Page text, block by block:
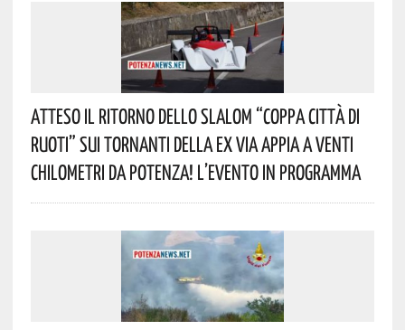
Atteso Il Ritorno Dello Slalom “Coppa Città Di
Ruoti” Sui Tornanti Della Ex Via Appia A Venti
Chilometri Da Potenza! L’evento In Programma